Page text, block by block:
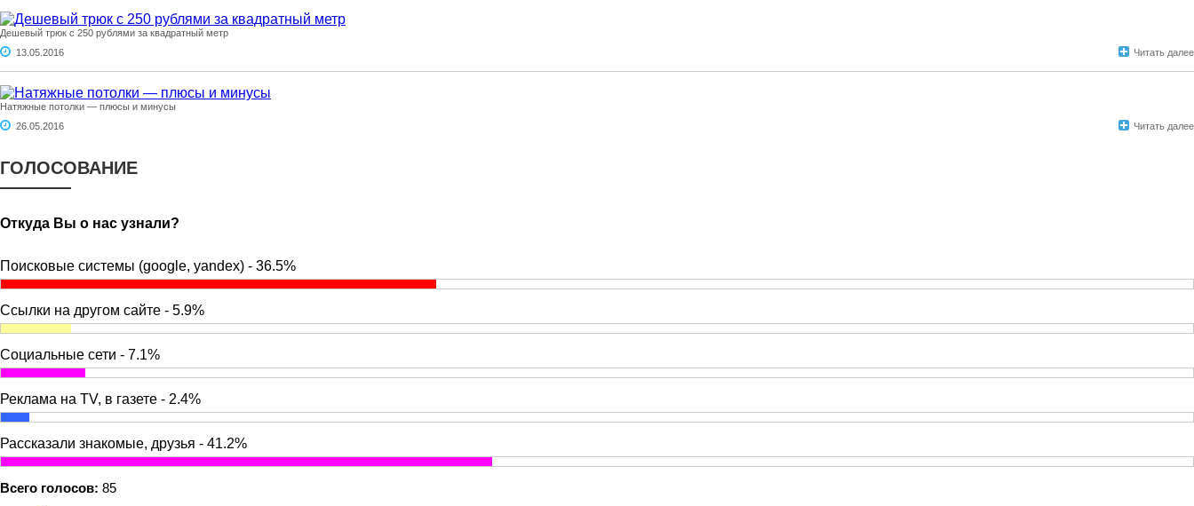
Дешевый трюк с 250 рублями за квадратный метр
13.05.2016
Читать далее
Натяжные потолки — плюсы и минусы
26.05.2016
Читать далее
ГОЛОСОВАНИЕ
Откуда Вы о нас узнали?
Поисковые системы (google, yandex) - 36.5%
Ссылки на другом сайте - 5.9%
Социальные сети - 7.1%
Реклама на TV, в газете - 2.4%
Рассказали знакомые, друзья - 41.2%
Всего голосов: 85